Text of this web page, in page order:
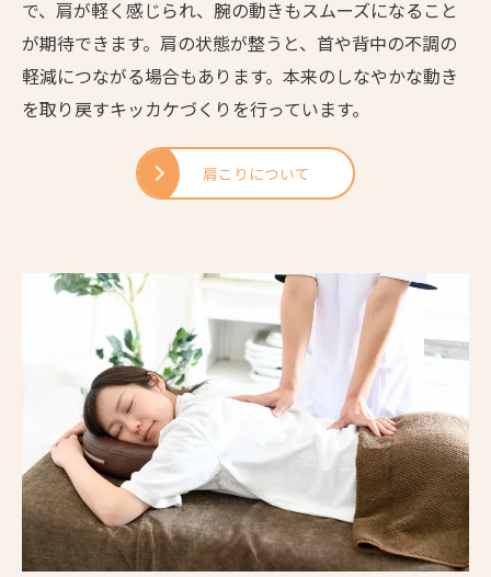
で、肩が軽く感じられ、腕の動きもスムーズになること
が期待できます。肩の状態が整うと、首や背中の不調の
軽減につながる場合もあります。本来のしなやかな動き
を取り戻すキッカケづくりを行っています。
肩こりについて